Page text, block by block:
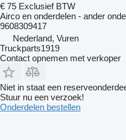
€ 75 Exclusief BTW
Airco en onderdelen - ander
9608309417
Nederland, Vuren
Truckparts1919
Contact opnemen met verkoper
Niet in staat een
Stuur nu een verzoek!
Onderdelen bestellen